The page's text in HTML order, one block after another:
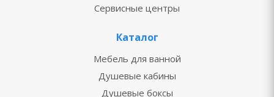
Сервисные центры
Каталог
Мебель для ванной
Душевые кабины
Душевые боксы